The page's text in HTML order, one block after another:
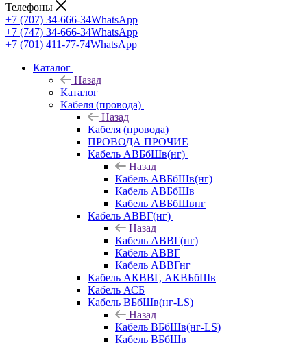
Телефоны
+7 (707) 34-666-34WhatsApp
+7 (747) 34-666-34WhatsApp
+7 (701) 411-77-74WhatsApp
Каталог
Назад
Каталог
Кабеля (провода)
Назад
Кабеля (провода)
ПРОВОДА ПРОЧИЕ
Кабель АВБбШв(нг)
Назад
Кабель АВБбШв(нг)
Кабель АВБбШв
Кабель АВБбШвнг
Кабель АВВГ(нг)
Назад
Кабель АВВГ(нг)
Кабель АВВГ
Кабель АВВГнг
Кабель АКВВГ, АКВБбШв
Кабель АСБ
Кабель ВБбШв(нг-LS)
Назад
Кабель ВБбШв(нг-LS)
Кабель ВБбШв